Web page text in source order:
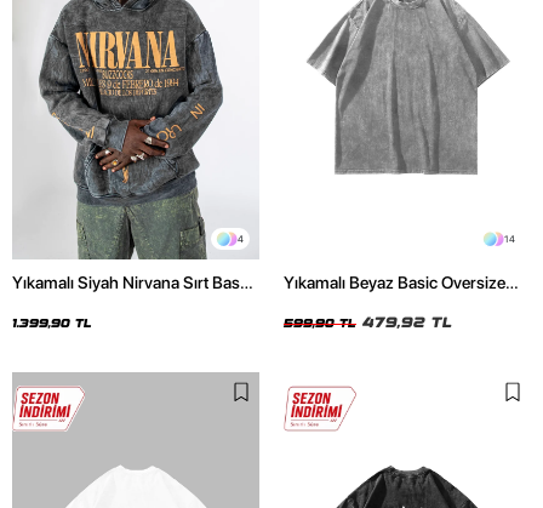
4
Yıkamalı Siyah Nirvana Sırt Baskılı
1.399,90 TL
14
Yıkamalı Beyaz Basic Oversize
599,90 TL 479,92 TL